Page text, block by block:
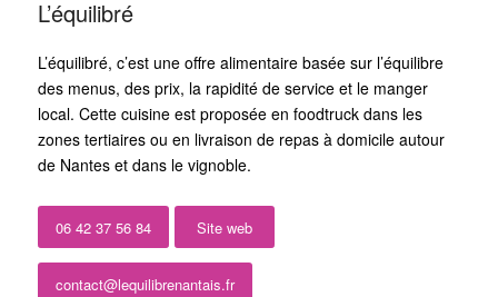
L’équilibré
L’équilibré, c’est une offre alimentaire basée sur l’équilibre
des menus, des prix, la rapidité de service et le manger
local. Cette cuisine est proposée en foodtruck dans les
zones tertiaires ou en livraison de repas à domicile autour
de Nantes et dans le vignoble.
06 42 37 56 84 Site web
contact@lequilibrenantais.fr